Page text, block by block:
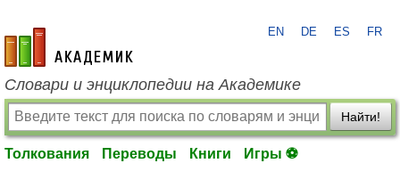
academic.ru
EN DE ES FR
Словари и энциклопедии на Академике
Найти!
Толкования Переводы Книги Игры ⚽